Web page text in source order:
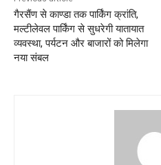
गैरसैंण से काण्डा तक पार्किंग क्रांति,
मल्टीलेवल पार्किंग से सुधरेगी यातायात
व्यवस्था, पर्यटन और बाजारों को मिलेगा
नया संबल